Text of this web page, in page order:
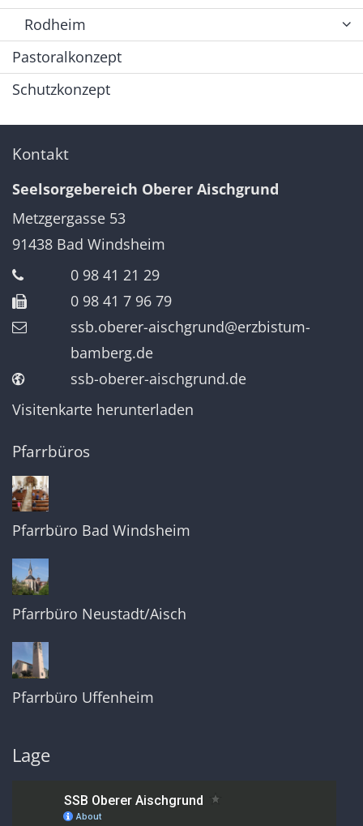
Rodheim
Pastoralkonzept
Schutzkonzept
Kontakt
Seelsorgebereich Oberer Aischgrund
Metzgergasse 53
91438 Bad Windsheim
0 98 41 21 29
0 98 41 7 96 79
ssb.oberer-aischgrund@erzbistum-
bamberg.de
ssb-oberer-aischgrund.de
Visitenkarte herunterladen
Pfarrbüros
Pfarrbüro Bad Windsheim
Pfarrbüro Neustadt/Aisch
Pfarrbüro Uffenheim
Lage